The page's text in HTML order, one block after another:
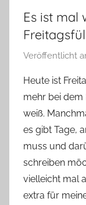
vieles
mehr
Es ist mal
Veröffentlicht
Heute ist
mehr bei dem
weiß.
es gibt Tage,
muss und
schreiben
vielleicht mal
extra für